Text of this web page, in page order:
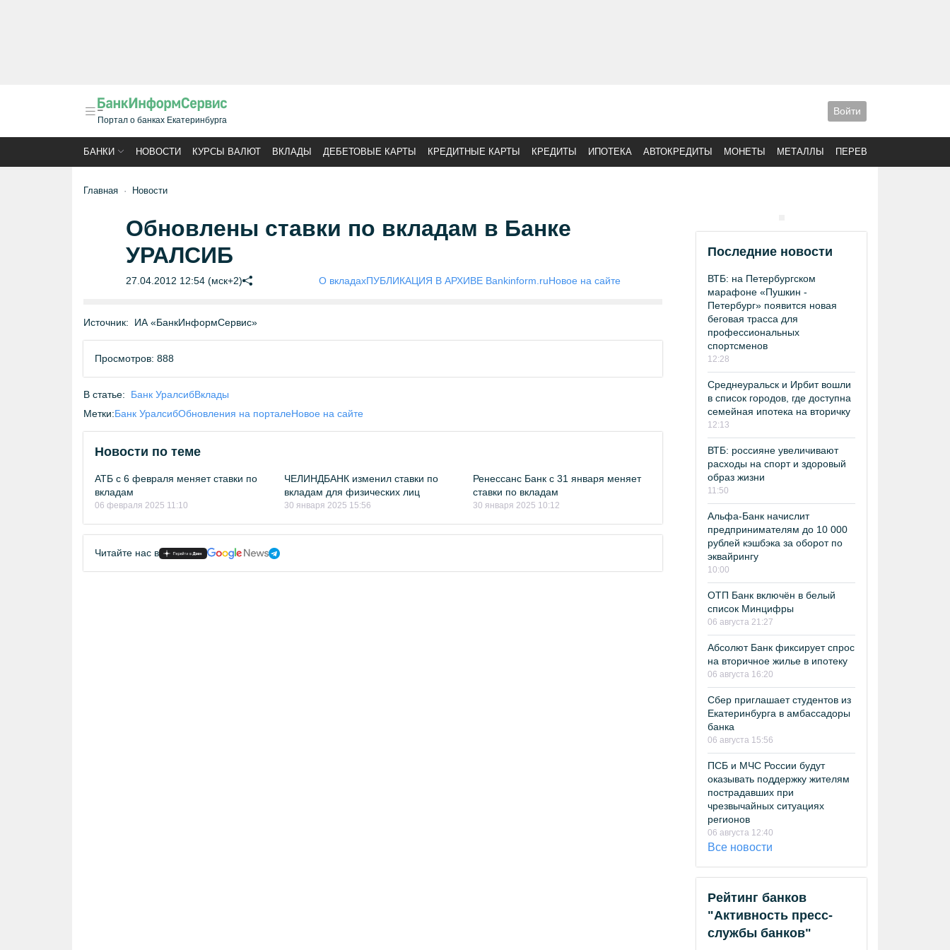
Портал о банках Екатеринбурга
Войти
БАНКИ НОВОСТИ КУРСЫ ВАЛЮТ ВКЛАДЫ ДЕБЕТОВЫЕ КАРТЫ КРЕДИТНЫЕ КАРТЫ КРЕДИТЫ ИПОТЕКА АВТОКРЕДИТЫ МОНЕТЫ МЕТАЛЛЫ ПЕРЕВОДЫ
Главная Новости
Обновлены ставки по вкладам в Банке
УРАЛСИБ
27.04.2012 12:54 (мск+2) О вкладахПУБЛИКАЦИЯ В АРХИВЕ Bankinform.ruНовое на сайте
Источник: ИА «БанкИнформСервис»
Просмотров: 888
В статье: Банк УралсибВклады
Метки:Банк УралсибОбновления на порталеНовое на сайте
Новости по теме
АТБ с 6 февраля меняет ставки по
вкладам
06 февраля 2025 11:10
ЧЕЛИНДБАНК изменил ставки по
вкладам для физических лиц
30 января 2025 15:56
Ренессанс Банк с 31 января меняет
ставки по вкладам
30 января 2025 10:12
Читайте нас в
Последние новости
ВТБ: на Петербургском
марафоне «Пушкин -
Петербург» появится новая
беговая трасса для
профессиональных
спортсменов
12:28
Среднеуральск и Ирбит вошли
в список городов, где доступна
семейная ипотека на вторичку
12:13
ВТБ: россияне увеличивают
расходы на спорт и здоровый
образ жизни
11:50
Альфа-Банк начислит
предпринимателям до 10 000
рублей кэшбэка за оборот по
эквайрингу
10:00
ОТП Банк включён в белый
список Минцифры
06 августа 21:27
Абсолют Банк фиксирует спрос
на вторичное жилье в ипотеку
06 августа 16:20
Сбер приглашает студентов из
Екатеринбурга в амбассадоры
банка
06 августа 15:56
ПСБ и МЧС России будут
оказывать поддержку жителям
пострадавших при
чрезвычайных ситуациях
регионов
06 августа 12:40
Все новости
Рейтинг банков
"Активность пресс-
службы банков"